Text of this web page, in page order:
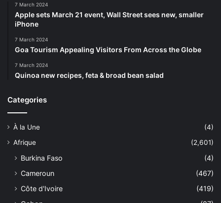
7 March 2024
Apple sets March 21 event, Wall Street sees new, smaller
iPhone
7 March 2024
Goa Tourism Appealing Visitors From Across the Globe
7 March 2024
Quinoa new recipes, feta & broad bean salad
Categories
À la Une
(4)
Afrique
(2,601)
Burkina Faso
(4)
Cameroun
(467)
Côte d'Ivoire
(419)